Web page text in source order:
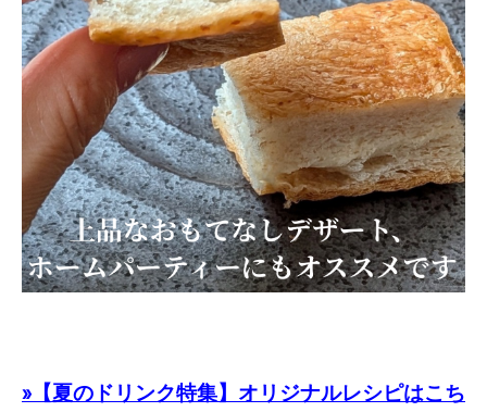
» 【夏のドリンク特集】オリジナルレシピはこち